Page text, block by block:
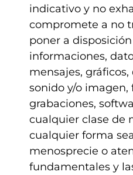
indicativo y no
compromete a no
poner a
informaciones,
mensajes,
sonido y/o imagen,
grabaciones,
cualquier clase de
cualquier forma
menosprecie o
fundamentales y